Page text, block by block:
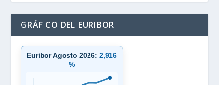
GRÁFICO DEL EURIBOR
Euribor Agosto 2026:2,916
%